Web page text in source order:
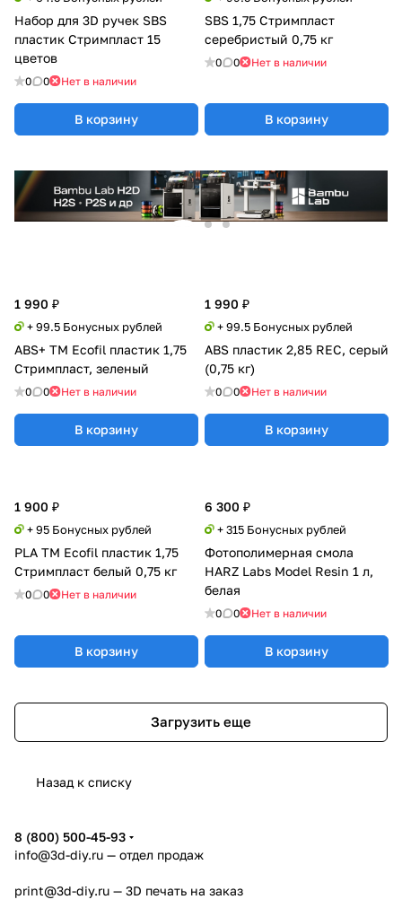
Набор для 3D ручек SBS
пластик Стримпласт 15
цветов
0 0 Нет в наличии
В корзину
SBS 1,75 Стримпласт
серебристый 0,75 кг
0 0 Нет в наличии
В корзину
1 990 ₽
+ 99.5 Бонусных рублей
ABS+ TM Ecofil пластик 1,75
Стримпласт, зеленый
0 0 Нет в наличии
В корзину
1 990 ₽
+ 99.5 Бонусных рублей
ABS пластик 2,85 REC, серый
(0,75 кг)
0 0 Нет в наличии
В корзину
1 900 ₽
+ 95 Бонусных рублей
PLA TM Ecofil пластик 1,75
Стримпласт белый 0,75 кг
0 0 Нет в наличии
В корзину
6 300 ₽
+ 315 Бонусных рублей
Фотополимерная смола
HARZ Labs Model Resin 1 л,
белая
0 0 Нет в наличии
В корзину
Загрузить еще
Назад к списку
8 (800) 500-45-93
info@3d-diy.ru — отдел продаж
print@3d-diy.ru — 3D печать на заказ